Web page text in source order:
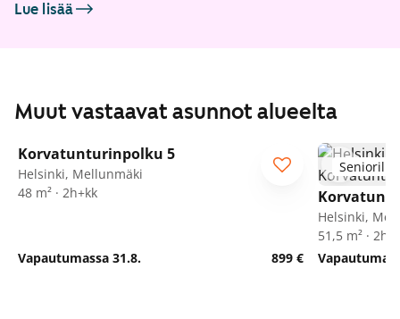
Lue lisää
Muut vastaavat asunnot alueelta
Seniorille
Korvatunturinpolku 5
Helsinki, Mellunmäki
48 m² · 2h+kk
Vapautumassa 31.8. 899 €
Seniorille
Helsinki,
51,5 m² ·